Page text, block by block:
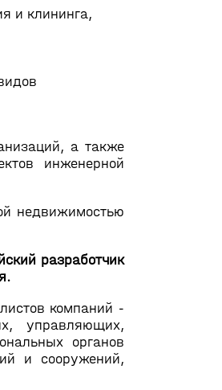
и клининга,
а также
инженерной
недвижимостью
разработчик
компаний -
управляющих,
органов
и сооружений,